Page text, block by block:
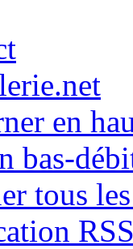
en
bas-
tous
RSS